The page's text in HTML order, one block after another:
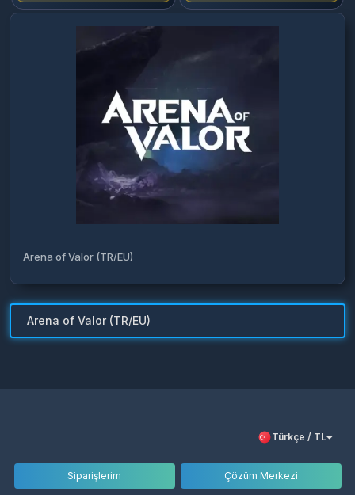
Arena of Valor (TR/EU)
Arena of Valor (TR/EU)
Türkçe / TL
Siparişlerim Çözüm Merkezi